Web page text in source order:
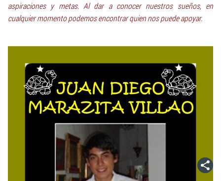
aspiraciones y metas. Al dar a conocer nuestros sueños, en
cualquier momento podemos encontrar quien nos puede apoyar.